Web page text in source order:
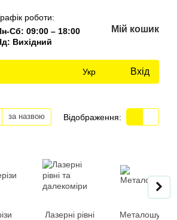
роботи:
Сб: 09:00 – 18:00
Вихідний
Мій кошик
Укр Вхід
за назвою Відображення:
Лазерні рівні
Металошукачі